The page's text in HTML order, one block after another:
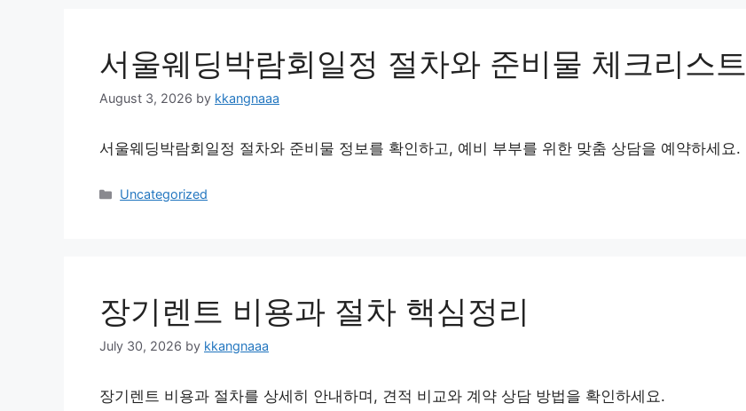
서울웨딩박람회일정 절차와 준비물 체크리스트
August 3, 2026 by kkangnaaa
서울웨딩박람회일정 절차와 준비물 정보를 확인하고, 예비 부부를 위한 맞춤 상담을 예약하세요.
Categories
Uncategorized
장기렌트 비용과 절차 핵심정리
July 30, 2026 by kkangnaaa
장기렌트 비용과 절차를 상세히 안내하며, 견적 비교와 계약 상담 방법을 확인하세요.